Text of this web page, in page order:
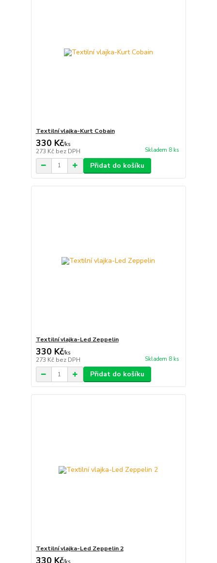
Textilní vlajka-Kurt Cobain
330 Kč/ks
273 Kč bez DPH Skladem 8 ks
Přidat do košíku
Textilní vlajka-Led Zeppelin
330 Kč/ks
273 Kč bez DPH Skladem 8 ks
Přidat do košíku
Textilní vlajka-Led Zeppelin 2
330 Kč